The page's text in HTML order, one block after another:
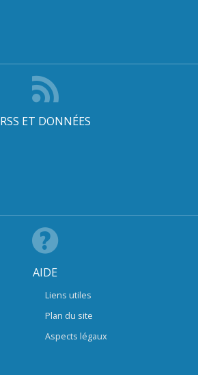
RSS ET DONNÉES
AIDE
Liens utiles
Plan du site
Aspects légaux